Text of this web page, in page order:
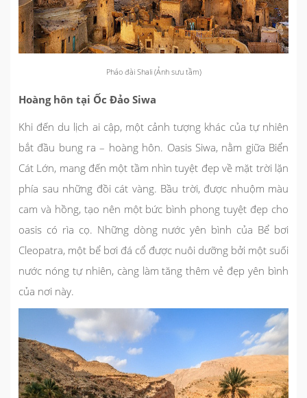
Pháo đài Shali (Ảnh sưu tầm)
Hoàng hôn tại Ốc Đảo Siwa
Khi đến du lịch ai cập, một cảnh tượng khác của tự nhiên
bắt đầu bung ra – hoàng hôn. Oasis Siwa, nằm giữa Biển
Cát Lớn, mang đến một tầm nhìn tuyệt đẹp về mặt trời lặn
phía sau những đồi cát vàng. Bầu trời, được nhuộm màu
cam và hồng, tạo nên một bức bình phong tuyệt đẹp cho
oasis có rìa cọ. Những dòng nước yên bình của Bể bơi
Cleopatra, một bể bơi đá cổ được nuôi dưỡng bởi một suối
nước nóng tự nhiên, càng làm tăng thêm vẻ đẹp yên bình
của nơi này.